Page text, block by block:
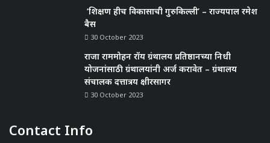
‘शिक्षण हीच विकासाची गुरुकिल्ली’ – राज्यपाल रमेश
बैस
30 October 2023
राजा राममोहन रॉय ग्रंथालय प्रतिष्ठानच्या निधी
योजनांसाठी ग्रंथालयांनी अर्ज करावेत – ग्रंथालय
संचालक दत्तात्रय क्षीरसागर
30 October 2023
Contact Info